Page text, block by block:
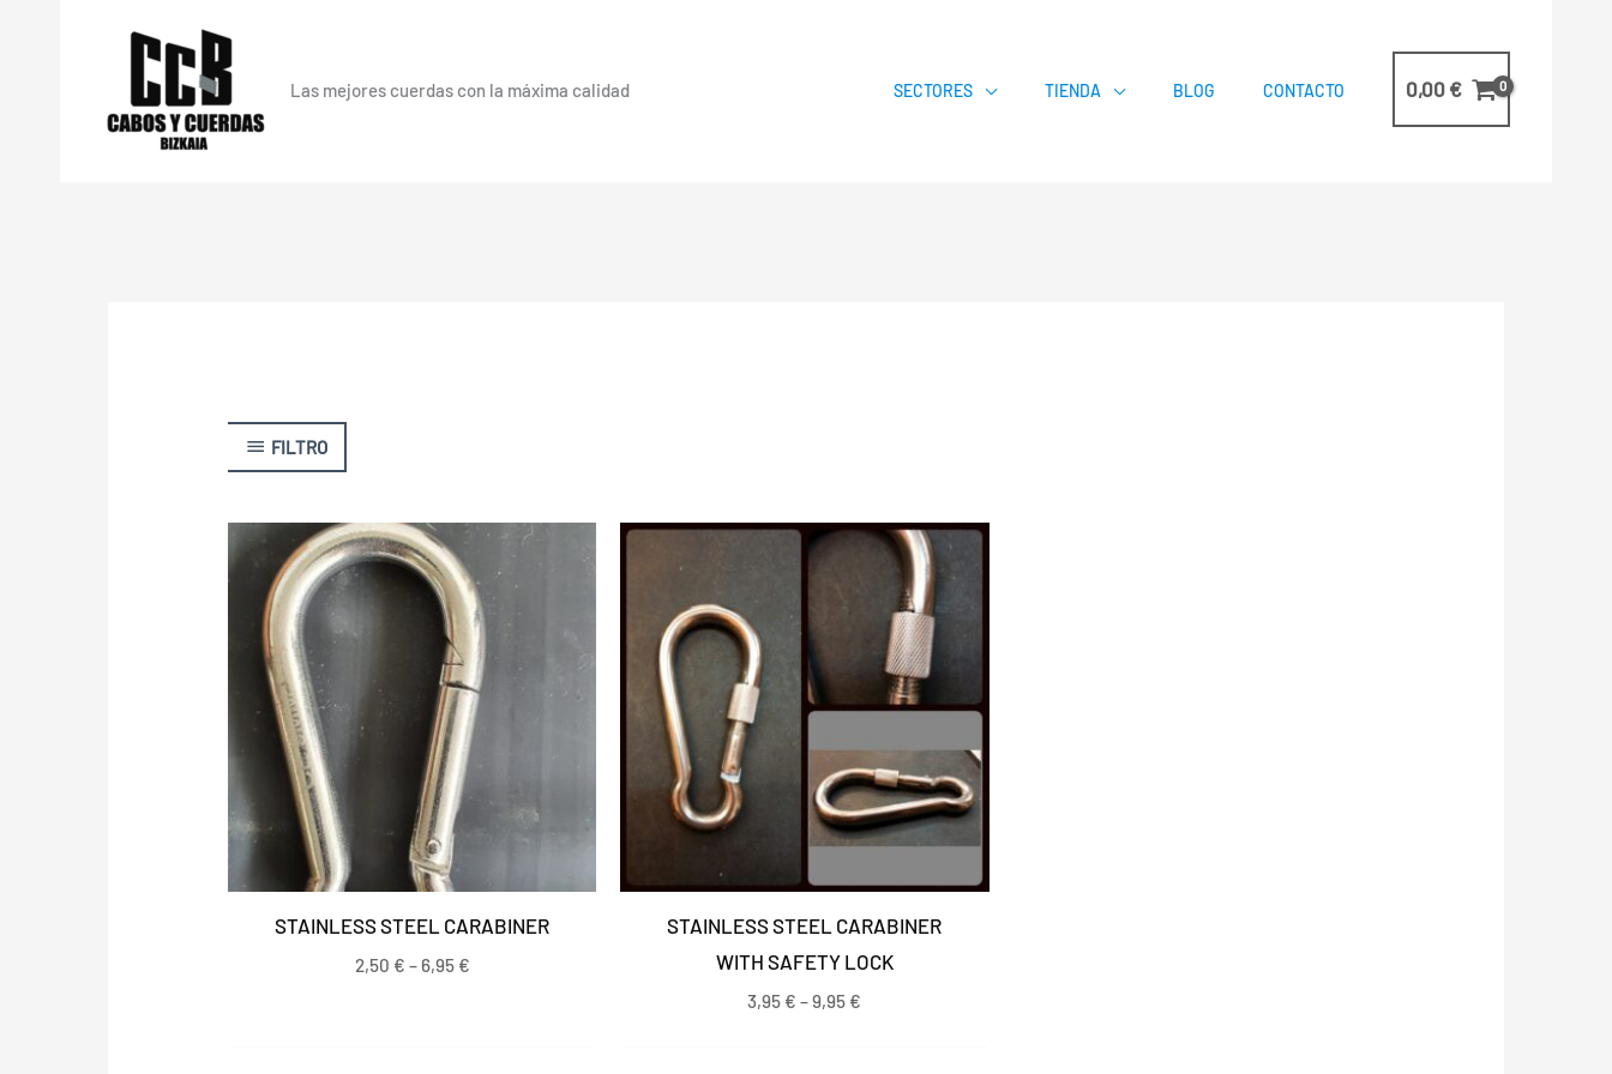
Las mejores cuerdas con la máxima calidad SECTORES TIENDA BLOG CONTACTO 0,00 €
FILTRO
STAINLESS STEEL CARABINER
2,50 € – 6,95 €
Price
2,50 €
through
6,95 €
STAINLESS STEEL CARABINER
WITH SAFETY LOCK
3,95 € –9,95 €
Price
range:
through
9,95 €